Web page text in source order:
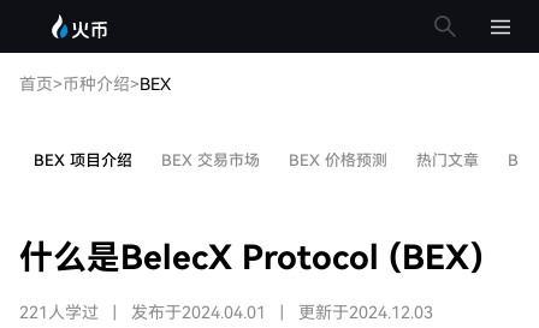
首页>币种介绍>BEX
BEX 项目介绍 BEX 交易市场 BEX 价格预测 热门文章
什么是BelecX Protocol (BEX)
221人学过 发布于2024.04.01 更新于2024.12.03